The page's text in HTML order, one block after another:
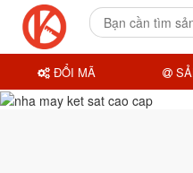
ĐỔI MÃ